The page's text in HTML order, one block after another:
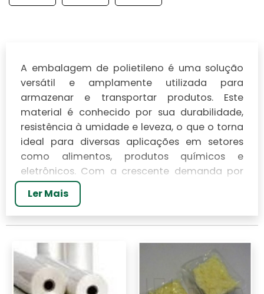
A embalagem de polietileno é uma solução
versátil e amplamente utilizada para
armazenar e transportar produtos. Este
material é conhecido por sua durabilidade,
resistência à umidade e leveza, o que o torna
ideal para diversas aplicações em setores
como alimentos, produtos químicos e
eletrônicos. Com a crescente demanda por
soluções sustentáveis, entender as
características e benefícios do polietileno é
essencial. Neste artigo, vamos explorar suas
vantagens e usos mais comuns.
CARACTERÍSTICAS DAS
EMBALAGENS DE
POLIETILENO
Ler Mais